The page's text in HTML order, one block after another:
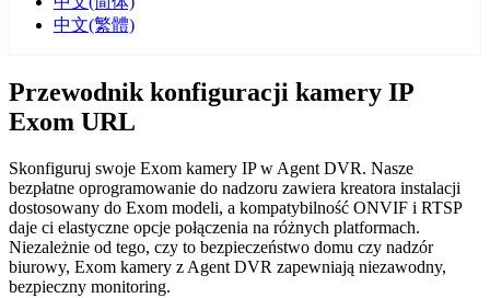
中文(繁體)
Przewodnik konfiguracji kamery IP
Exom URL
Skonfiguruj swoje Exom kamery IP w Agent DVR. Nasze
bezpłatne oprogramowanie do nadzoru zawiera kreatora instalacji
dostosowany do Exom modeli, a kompatybilność ONVIF i RTSP
daje ci elastyczne opcje połączenia na różnych platformach.
Niezależnie od tego, czy to bezpieczeństwo domu czy nadzór
biurowy, Exom kamery z Agent DVR zapewniają niezawodny,
bezpieczny monitoring.